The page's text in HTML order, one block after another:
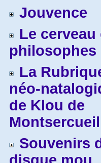
Jouvence
Le cerveau
philosophes
La
néo-
de Klou de
Montsercueil
Souvenirs